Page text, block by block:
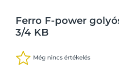
Ferro F-power
3/4 KB
Még nincs értékelés